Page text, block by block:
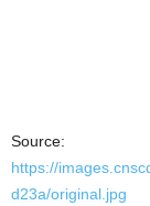
Source:
https://
d23a/original.jpg